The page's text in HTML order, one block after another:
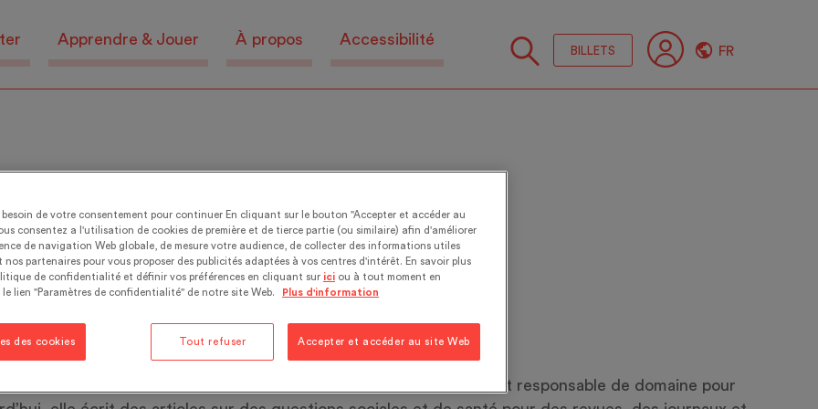
Apprendre & Jouer À propos Accessibilité
BILLETS FR
à Berne. Elle a travaillé des années en tant qu’éditrice et responsable de domaine pour
besoin de votre consentement pour continuer En cliquant sur le bouton "Accepter et accéder au
consentez a l'utilisation de cookies de première et de tierce partie (ou similaire) afin d'améliorer
de navigation Web globale, de mesure votre audience, de collecter des informations utiles
nos partenaires pour vous proposer des publicités adaptées à vos centres d'intérêt. En savoir plus
de confidentialité et définir vos préférences en cliquant sur ici ou à tout moment en
lien "Paramètres de confidentialité" de notre site Web.
Plus d'information
Tout refuser Accepter et accéder au site Web
des cookies